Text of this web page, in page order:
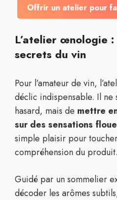
Offrir un atelier pour
L’atelier œnologie
secrets du vin
Pour l’amateur de vin,
déclic indispensable. Il ne
hasard, mais de mettre
sur des sensations
simple plaisir pour
compréhension du produit.
Guidé par un sommelier
décoder les arômes